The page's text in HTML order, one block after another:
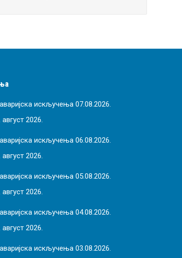
искључења 07.08.2026.
август 2026.
искључења 06.08.2026.
август 2026.
искључења 05.08.2026.
август 2026.
искључења 04.08.2026.
август 2026.
искључења 03.08.2026.